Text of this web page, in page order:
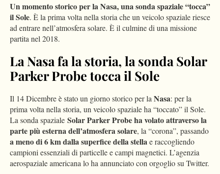
Un momento storico per la Nasa,una sonda spaziale “tocca”
il Sole. È la prima volta nella storia che un veicolo spaziale riesce
ad entrare nell’atmosfera solare. È il culmine di una missione
partita nel 2018.
La Nasa fa la storia, la sonda Solar
Parker Probe tocca il Sole
Il 14 Dicembre è stato un giorno storico per laNasa: per la
prima volta nella storia, un veicolo spaziale ha “toccato” il Sole.
La sonda spaziale Solar Parker Probe ha volato attraverso la
parte più esterna dell’atmosfera solare, la “corona”, passando
a meno di 6 km dalla superfice della stellae raccogliendo
campioni essenziali di particelle e campi magnetici. L’agenzia
aerospaziale americana lo ha annunciato con orgoglio su Twitter.